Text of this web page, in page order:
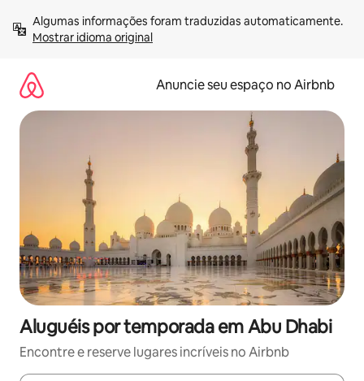
para
Mostrar idioma original
Anuncie seu espaço no Airbnb
Aluguéis por temporada em Abu Dhabi
Encontre e reserve lugares incríveis no Airbnb